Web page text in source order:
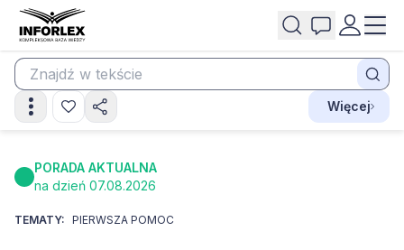
Więcej
PORADA AKTUALNA
na dzień 07.08.2026
TEMATY: PIERWSZA POMOC